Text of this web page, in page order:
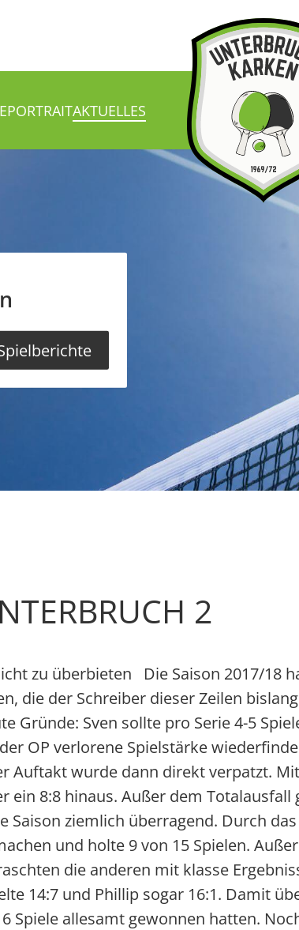
PORTRAITAKTUELLES
2
zu überbieten Die Saison 2017/
die der Schreiber dieser Zeilen
Gründe: Sven sollte pro Serie 4-5
OP verlorene Spielstärke
Auftakt wurde dann direkt verpatzt.
ein 8:8 hinaus. Außer dem
Saison ziemlich überragend. Durch
und holte 9 von 15 Spielen.
die anderen mit klasse
14:7 und Phillip sogar 16:1. Damit
Spiele allesamt gewonnen hatten.